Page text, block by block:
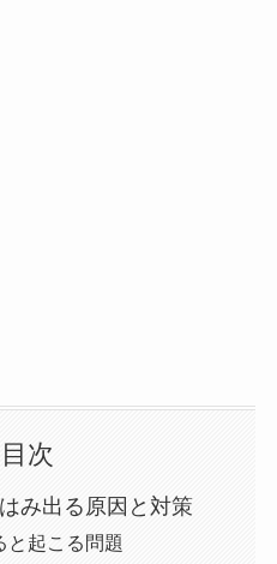
目次
み出る原因と対策
と起こる問題